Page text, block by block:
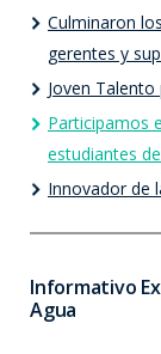
Culminaron
gerentes y
Joven
Participamos
estudiantes
Innovador de
Informativo
Agua